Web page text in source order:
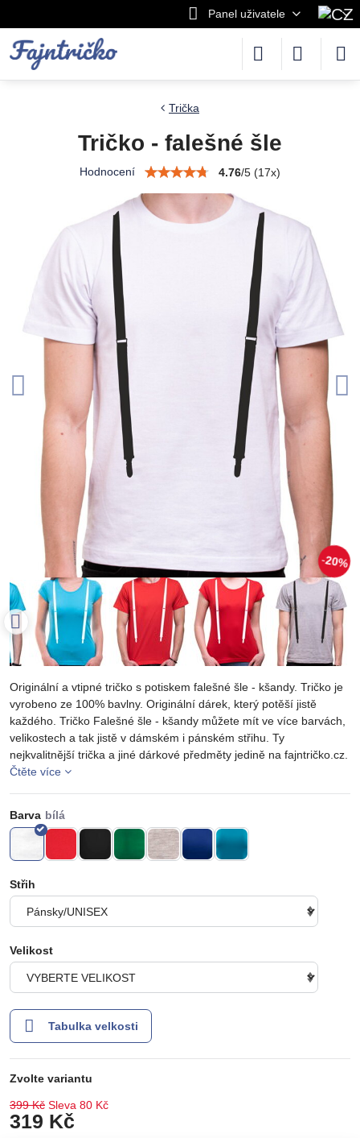
Panel uživatele
20%
Trička
Tričko - falešné šle
Hodnocení 4.76/5 (17x)
Originální a vtipné tričko s potiskem falešné šle - kšandy. Tričko je
vyrobeno ze 100% bavlny. Originální dárek, který potěší jistě
každého. Tričko Falešné šle - kšandy můžete mít ve více barvách,
velikostech a tak jistě v dámském i pánském střihu. Ty
nejkvalitnější trička a jiné dárkové předměty jedině na fajntričko.cz.
Čtěte více
Barva
Střih
Velikost
Tabulka velkosti
Zvolte variantu
399 Kč Sleva 80 Kč
319 Kč